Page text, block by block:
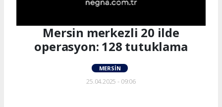
Mersin merkezli 20 ilde
operasyon: 128 tutuklama
MERSIN
25.04.2025 - 09:06